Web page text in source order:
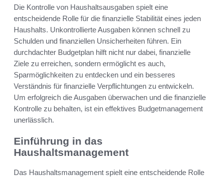
Die Kontrolle von Haushaltsausgaben spielt eine
entscheidende Rolle für die finanzielle Stabilität eines jeden
Haushalts. Unkontrollierte Ausgaben können schnell zu
Schulden und finanziellen Unsicherheiten führen. Ein
durchdachter Budgetplan hilft nicht nur dabei, finanzielle
Ziele zu erreichen, sondern ermöglicht es auch,
Sparmöglichkeiten zu entdecken und ein besseres
Verständnis für finanzielle Verpflichtungen zu entwickeln.
Um erfolgreich die Ausgaben überwachen und die finanzielle
Kontrolle zu behalten, ist ein effektives Budgetmanagement
unerlässlich.
Einführung in das
Haushaltsmanagement
Das Haushaltsmanagement spielt eine entscheidende Rolle